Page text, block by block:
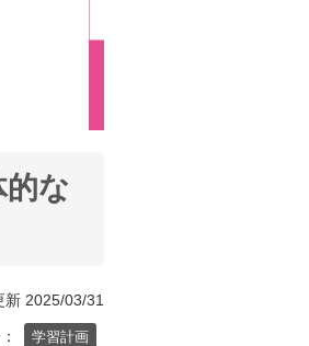
的な
新 2025/03/31
学習計画